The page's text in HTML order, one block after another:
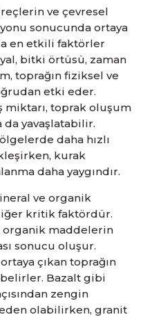
ve çevresel
sonucunda ortaya
en etkili faktörler
bitki örtüsü, zaman
toprağın fiziksel ve
etki eder.
miktarı, toprak oluşum
da yavaşlatabilir.
daha hızlı
kurak
daha yaygındır.
ve organik
kritik faktördür.
organik maddelerin
sonucu oluşur.
çıkan toprağın
Bazalt gibi
zengin
olabilirken, granit